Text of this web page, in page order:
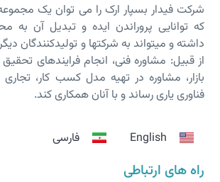
شرکت فیدار بسپار ارک را می توان یک
که توانایی پروراندن ایده و تبدیل آن به
داشته و می­تواند به شرکت­ها و تولیدکنندگان
از قبیل: مشاوره فنی، انجام فرایندهای
بازار، مشاوره در تهیه مدل کسب کار،
فناوری یاری رساند و با آنان همکاری کند.
English فارسی
راه های ارتباطی